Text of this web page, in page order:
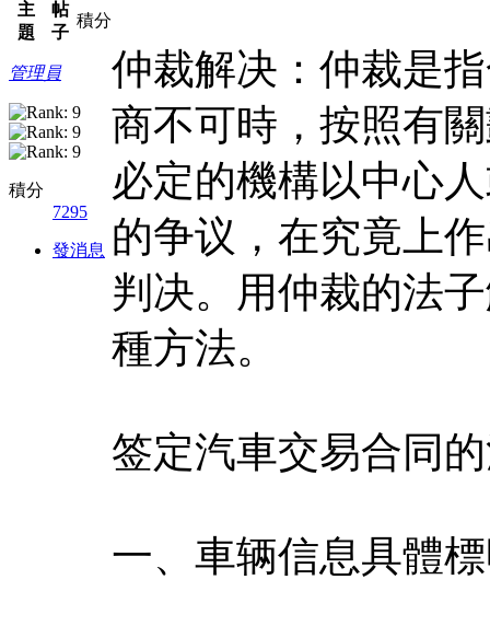
主
題
帖
子
積分
管理員
積分
7295
發消息
仲裁解决：仲裁是
商不可時，按照有
必定的機構以中心
的争议，在究竟上
判决。用仲裁的法
種方法。
签定汽車交易合同
一、車辆信息具體